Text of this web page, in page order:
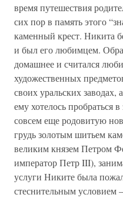
время путешествия
сих пор в память этого
каменный крест. Никита
и был его любимцем.
домашнее и считался
художественных
своих уральских
ему хотелось пробраться
совсем еще родовитую
грудь золотым шитьем
великим князем Петром
император Петр III),
услуги Никите была
стеснительным условием